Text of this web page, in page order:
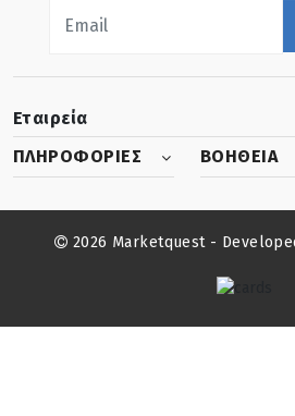
Εταιρεία
ΠΛΗΡΟΦΟΡΙΕΣ
ΒΟΗΘΕΙΑ
2026 Marketquest -